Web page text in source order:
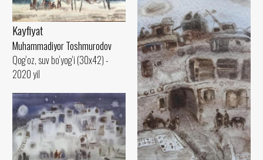
Kayfiyat
Muhammadiyor Toshmurodov
Qog‘oz, suv bo‘yog‘i (30x42) -
2020 yil